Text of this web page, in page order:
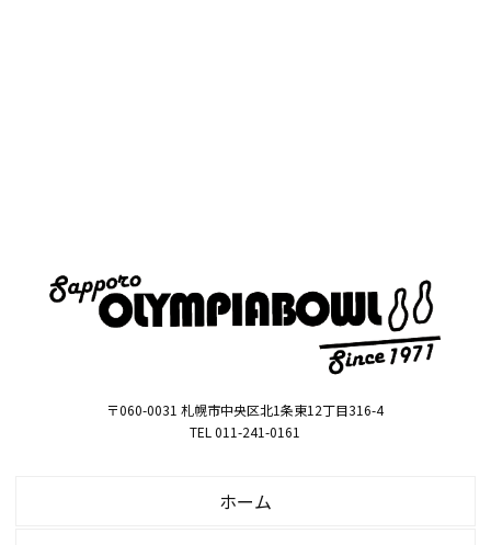
〒060-0031 札幌市中央区北1条東12丁目316-4
TEL 011-241-0161
ホーム